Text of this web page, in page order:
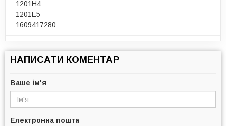
1201H4
1201E5
1609417280
НАПИСАТИ КОМЕНТАР
Ваше ім'я
Електронна пошта